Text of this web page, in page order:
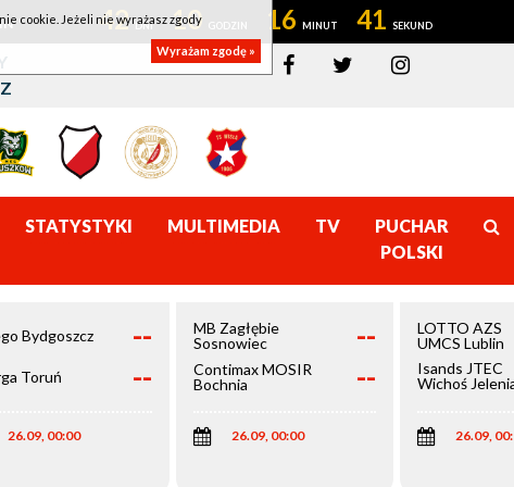
42 10 16 41
STATYSTYKI MULTIMEDIA TV
PUCHAR
POLSKI
Bydgoszcz --
Toruń --
26.09, 00:00
MB Zagłębie
Sosnowiec
--
Contimax MOSIR
Bochnia
--
26.09, 00:00
LOTTO AZS
UMCS Lublin
Isands JTEC
Wichoś
26.09,
cookie. Jeżeli nie wyrażasz zgody
Wyrażam zgodę »